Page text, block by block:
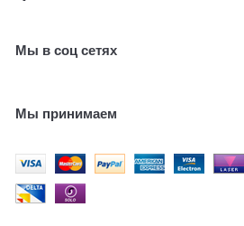
Мы в соц сетях
Мы принимаем